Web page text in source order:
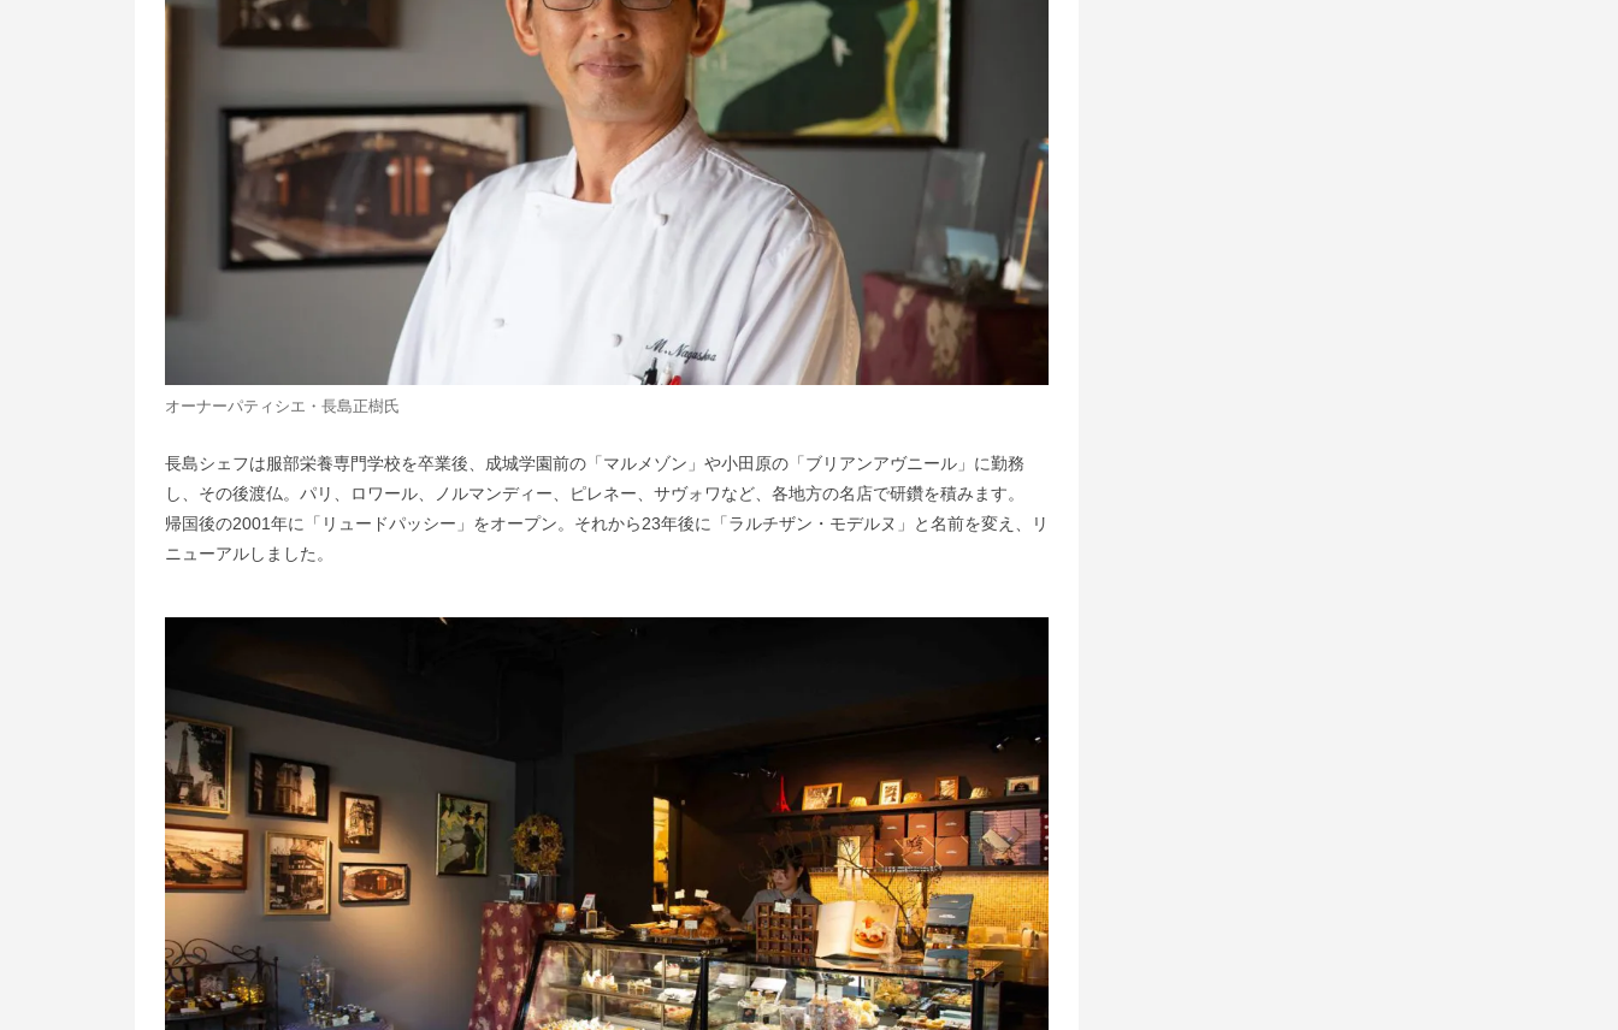
オーナーパティシエ・長島正樹氏
長島シェフは服部栄養専門学校を卒業後、成城学園前の「マルメゾン」や小田原の「ブリアンアヴニール」に勤務
し、その後渡仏。パリ、ロワール、ノルマンディー、ピレネー、サヴォワなど、各地方の名店で研鑽を積みます。
帰国後の2001年に「リュードパッシー」をオープン。それから23年後に「ラルチザン・モデルヌ」と名前を変え、リ
ニューアルしました。